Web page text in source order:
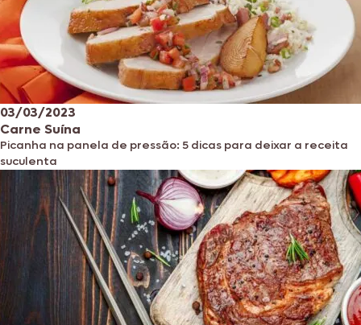
03/03/2023
Carne Suína
Picanha na panela de pressão: 5 dicas para deixar a receita
suculenta